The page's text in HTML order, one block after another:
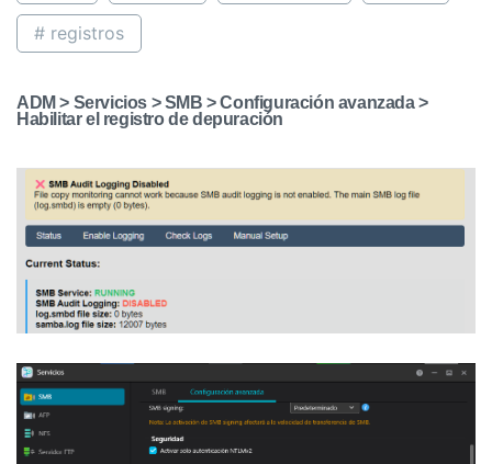
# registros
ADM> Servicios > SMB > Configuración avanzada >
Habilitar el registro de depuración